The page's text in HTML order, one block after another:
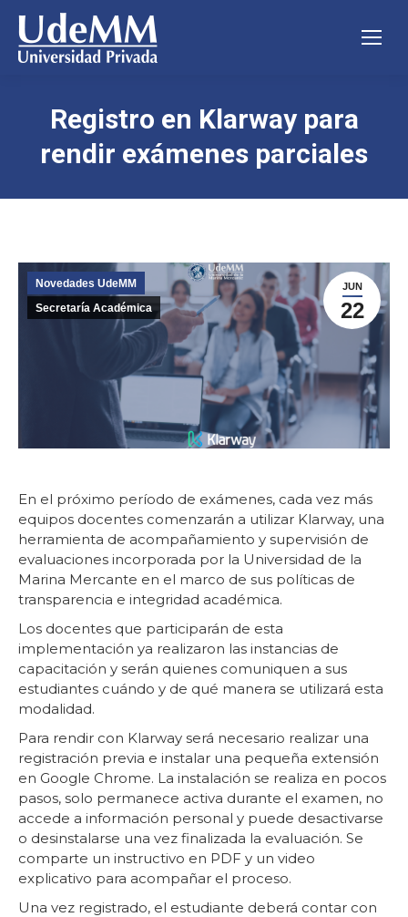
Registro en Klarway para
rendir exámenes parciales
JUN
22
Novedades UdeMM
Secretaría Académica
En el próximo período de exámenes, cada vez más
equipos docentes comenzarán a utilizar Klarway, una
herramienta de acompañamiento y supervisión de
evaluaciones incorporada por la Universidad de la
Marina Mercante en el marco de sus políticas de
transparencia e integridad académica.
Los docentes que participarán de esta
implementación ya realizaron las instancias de
capacitación y serán quienes comuniquen a sus
estudiantes cuándo y de qué manera se utilizará esta
modalidad.
Para rendir con Klarway será necesario realizar una
registración previa e instalar una pequeña extensión
en Google Chrome. La instalación se realiza en pocos
pasos, solo permanece activa durante el examen, no
accede a información personal y puede desactivarse
o desinstalarse una vez finalizada la evaluación. Se
comparte un instructivo en PDF y un video
explicativo para acompañar el proceso.
Una vez registrado, el estudiante deberá contar con